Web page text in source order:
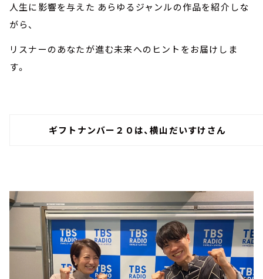
人生に影響を与えた あらゆるジャンルの作品を紹介しな
がら、
リスナーのあなたが進む未来へのヒントをお届けしま
す。
ギフトナンバー２０は、横山だいすけさん